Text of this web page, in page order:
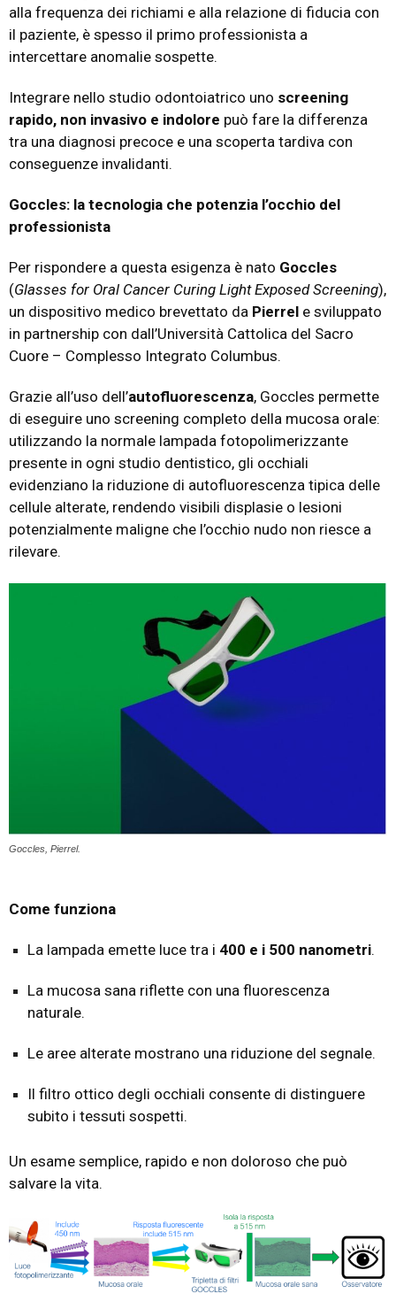
alla frequenza dei richiami e alla relazione di fiducia con
il paziente, è spesso il primo professionista a
intercettare anomalie sospette.
Integrare nello studio odontoiatrico uno screening
rapido, non invasivo e indolore può fare la differenza
tra una diagnosi precoce e una scoperta tardiva con
conseguenze invalidanti.
Goccles: la tecnologia che potenzia l’occhio del
professionista
Per rispondere a questa esigenza è nato Goccles
(Glasses for Oral Cancer Curing Light Exposed Screening),
un dispositivo medico brevettato da Pierrel e sviluppato
in partnership con dall’Università Cattolica del Sacro
Cuore – Complesso Integrato Columbus.
Grazie all’uso dell’autofluorescenza, Goccles permette
di eseguire uno screening completo della mucosa orale:
utilizzando la normale lampada fotopolimerizzante
presente in ogni studio dentistico, gli occhiali
evidenziano la riduzione di autofluorescenza tipica delle
cellule alterate, rendendo visibili displasie o lesioni
potenzialmente maligne che l’occhio nudo non riesce a
rilevare.
Goccles, Pierrel.
Come funziona
La lampada emette luce tra i 400 e i 500 nanometri.
La mucosa sana riflette con una fluorescenza
naturale.
Le aree alterate mostrano una riduzione del segnale.
Il filtro ottico degli occhiali consente di distinguere
subito i tessuti sospetti.
Un esame semplice, rapido e non doloroso che può
salvare la vita.